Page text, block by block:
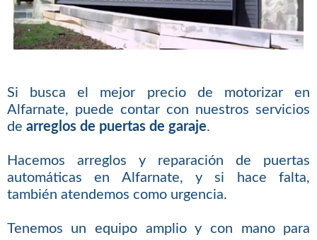
Si busca el mejor precio de motorizar en
Alfarnate, puede contar con nuestros servicios
de arreglos de puertas de garaje.
Hacemos arreglos y reparación de puertas
automáticas en Alfarnate, y si hace falta,
también atendemos como urgencia.
Tenemos un equipo amplio y con mano para